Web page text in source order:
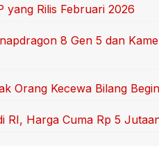
yang Rilis Februari 2026
8 Gen 5 dan
Orang Kecewa Bilang
RI, Harga Cuma Rp 5